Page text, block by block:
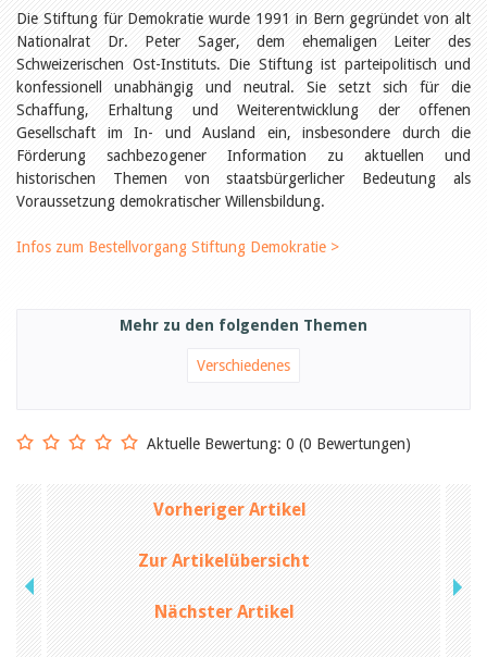
biblioBE nutzen
Recht und Politik
Öffentlichkeitsarbeit
Leseförderung
Aus aller Welt
Verschiedenes
Lesetipps
Tags
Aus- und Weiterbildung
Veranstaltungen
Bibliothek und Schule
Einmalige Beiträge
Schweizer Literatur
Autoren
Julie Greub
Birgit Libiszewski
Ursula Strahm
Sandra Dettwyler
Sibylle Birrer
Javier Lopez
Céline Graf
Die Stiftung für Demokratie wurde 1991 in Bern gegründet von alt
Nationalrat Dr. Peter Sager, dem ehemaligen Leiter des
Schweizerischen Ost-Instituts. Die Stiftung ist parteipolitisch und
konfessionell unabhängig und neutral. Sie setzt sich für die
Schaffung, Erhaltung und Weiterentwicklung der offenen
Gesellschaft im In- und Ausland ein, insbesondere durch die
Förderung sachbezogener Information zu aktuellen und
historischen Themen von staatsbürgerlicher Bedeutung als
Voraussetzung demokratischer Willensbildung.
Infos zum Bestellvorgang Stiftung Demokratie >
Mehr zu den folgenden Themen
Verschiedenes
Aktuelle Bewertung: 0 (0 Bewertungen)
Vorheriger Artikel
Zur Artikelübersicht
Nächster Artikel